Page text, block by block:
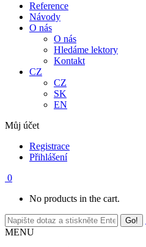
Reference
Návody
O nás
O nás
Hledáme lektory
Kontakt
CZ
CZ
SK
EN
Můj účet
Registrace
Přihlášení
0
No products in the cart.
MENU